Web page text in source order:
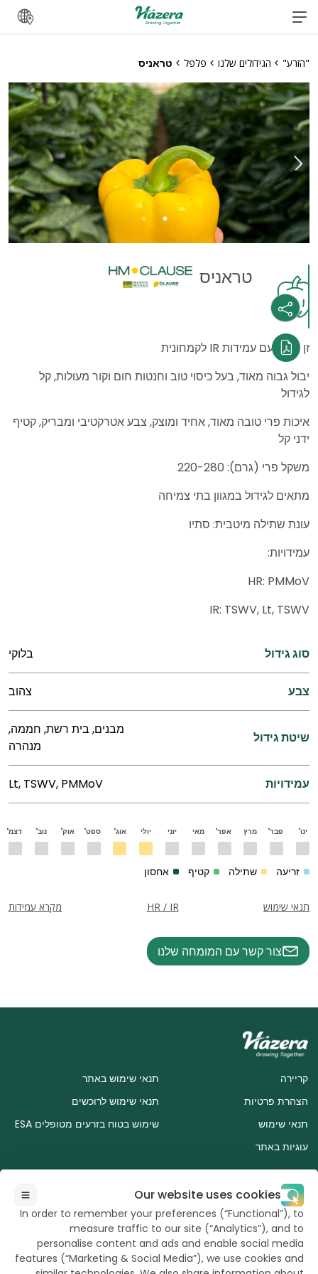
דלג
"הזרע" > הגידולים שלנו > פלפל > טראניס
טראניס
זן בכיר, עם עמידות IR לקמחונית
יבול גבוה מאוד, בעל כיסוי טוב וחנטות חום וקור מעולות, קל
לגידול
איכות פרי טובה מאוד, אחיד ומוצק, צבע אטרקטיבי ומבריק, קטיף
ידני קל
משקל פרי (גרם): 220-280
מתאים לגידול במגוון בתי צמיחה
עונת שתילה מיטבית: סתיו
עמידויות:
HR: PMMoV
IR: TSWV, Lt, TSWV
סוג גידול בלוקי
צבע צהוב
שיטת גידול
מבנים, בית רשת, חממה,
מנהרה
עמידויות Lt, TSWV, PMMoV
ינו' פבר' מרץ אפר' מאי יוני יולי אוג' ספט' אוק' נוב' דצמ'
זריעה שתילה קטיף אחסון
תנאי שימוש HR / IR מקרא עמידות
צור קשר עם המומחה שלנו
קריירה
הצהרת פרטיות
תנאי שימוש
עוגיות באתר
תנאי שימוש באתר
תנאי שימוש לרוכשים
שימוש בטוח בזרעים מטופלים ESA
כל הזכויות שמורות
ל"הזרע" 2026
Our website uses cookies
In order to remember your preferences (“Functional”), to
measure traffic to our site (“Analytics”), and to
personalise content and ads and enable social media
features (“Marketing & Social Media”), we use cookies and